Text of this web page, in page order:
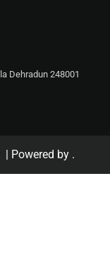
Dehradun 248001
| Powered by .